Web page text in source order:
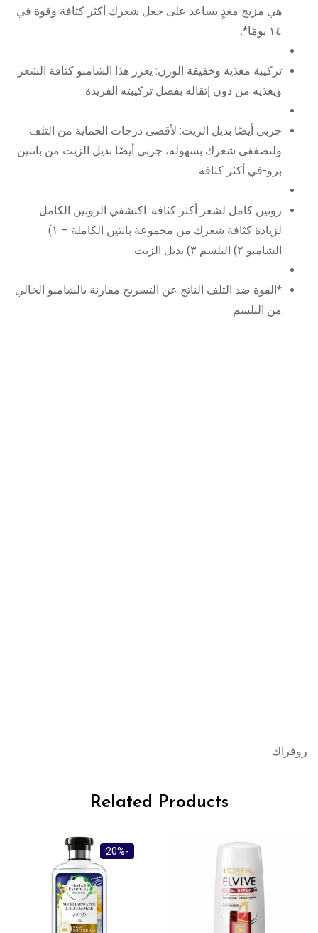
هي مزيج مغذٍ يساعد على جعل شعرك أكثر كثافة وقوة في
١٤ يومًا*.
تركيبة مغذية وخفيفة الوزن: يعزز هذا الشامبو كثافة الشعر
ويغذيه من دون إثقاله بفضل تركيبته الفريدة.
جربي أيضًا بديل الزيت: لأقصى درجات الحماية من التلف
ولتصففي شعرك بسهولة، جربي أيضًا بديل الزيت من بانتين
برو-في أكثر كثافة.
روتين كامل لشعر أكثر كثافة: اكتشفي الروتين الكامل
لزيادة كثافة شعرك من مجموعة بانتين الكاملة – ١)
الشامبو ٢) البلسم ٣) بديل الزيت.
*القوة ضد التلف الناتج عن التسريح مقارنة بالشامبو الخالي
من البلسم
روفراك
Related Products
-59%